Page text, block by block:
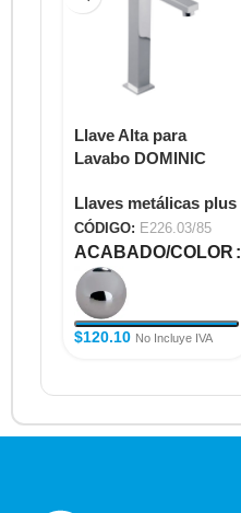
Llave Alta para
Lavabo DOMINIC
Llaves metálicas plus
CÓDIGO: E226.03/85
ACABADO/COLOR
$120.10 No Incluye IVA